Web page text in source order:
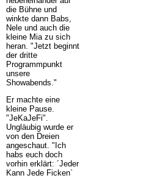
die Bühne und
winkte dann Babs,
Nele und auch die
kleine Mia zu sich
heran. "Jetzt beginnt
der dritte
Programmpunkt
unsere
Showabends."
Er machte eine
kleine Pause.
"JeKaJeFi".
Ungläubig wurde er
von den Dreien
angeschaut. "Ich
habs euch doch
vorhin erklärt: ´Jeder
Kann Jede Ficken`